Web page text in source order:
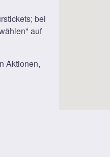
bei
auf
Aktionen,